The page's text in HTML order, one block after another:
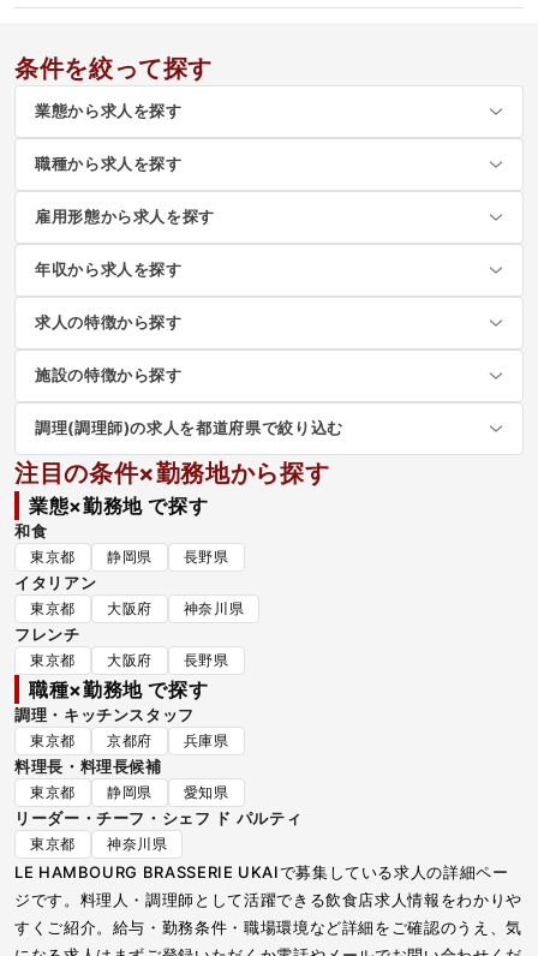
条件を絞って探す
業態から求人を探す
職種から求人を探す
雇用形態から求人を探す
年収から求人を探す
求人の特徴から探す
施設の特徴から探す
調理(調理師)の求人を都道府県で絞り込む
注目の条件×勤務地から探す
業態×勤務地 で探す
和食
東京都 静岡県 長野県
イタリアン
東京都 大阪府 神奈川県
フレンチ
東京都 大阪府 長野県
職種×勤務地 で探す
調理・キッチンスタッフ
東京都 京都府 兵庫県
料理長・料理長候補
東京都 静岡県 愛知県
リーダー・チーフ・シェフ ド パルティ
東京都 神奈川県
LE HAMBOURG BRASSERIE UKAIで募集している求人の詳細ペー
ジです。料理人・調理師として活躍できる飲食店求人情報をわかりや
すくご紹介。給与・勤務条件・職場環境など詳細をご確認のうえ、気